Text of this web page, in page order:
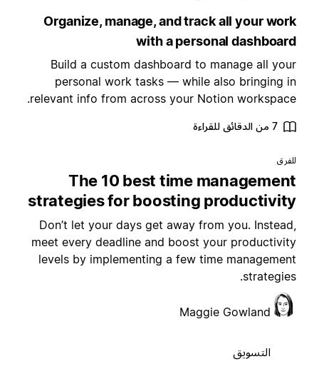
Organize, manage, and track all your
with a personal
Build a custom dashboard to manage all
personal work tasks — while also bringing
relevant info from across your Notion
The 10 best time
strategies for boosting
Don’t let your days get away from you.
meet every deadline and boost your
levels by implementing a few time
Maggie Gowland
التسويق